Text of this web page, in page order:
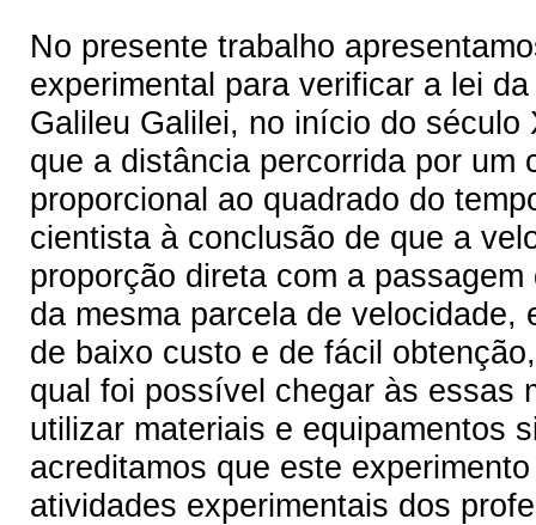
No presente trabalho
experimental para verificar a lei
Galileu Galilei, no início do
que a distância percorrida por um
proporcional ao quadrado do
cientista à conclusão de que a
proporção direta com a
da mesma parcela de
de baixo custo e de fácil
qual foi possível chegar às essas
utilizar materiais e equipamentos
acreditamos que este
atividades experimentais dos